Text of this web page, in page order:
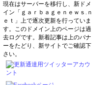
現在はサーバーを移行し、新ドメ
イン「ｇａｒｂａｇｅｎｅｗｓ.ｎ
ｅｔ」上で逐次更新を行っていま
す。このドメイン上のページは過
去ログです。新着記事は上のバナ
ーをたどり、新サイトでご確認下
さい。